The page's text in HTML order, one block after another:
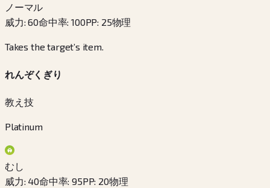
ノーマル
威力:60命中率:100PP: 25物理
Takes the target’s item.
れんぞくぎり
教え技
Platinum
むし
威力: 40命中率:95PP: 20物理